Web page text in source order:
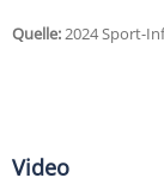
Quelle:2024 Sport-
Video